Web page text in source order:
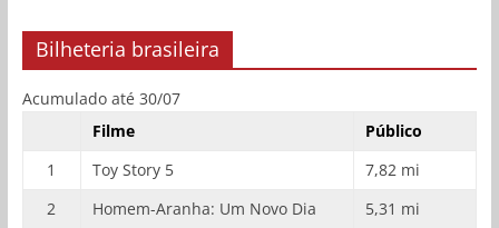
Bilheteria brasileira
Acumulado até 30/07
Filme
Público
1
Toy Story 5
7,82 mi
2
Homem-Aranha: Um Novo Dia
5,31 mi